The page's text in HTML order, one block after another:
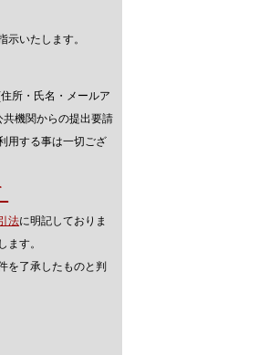
示いたします。
所・氏名・メールア
共機関からの提出要請
用する事は一切ござ
法に明記しておりま
ます。
を了承したものと判